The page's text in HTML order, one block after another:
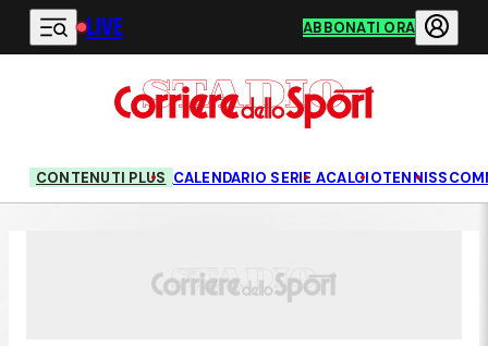
Vai al contenuto principale
LIVE ABBONATI ORA
CONTENUTI PLUS CALENDARIO SERIE ACALCIOTENNIS